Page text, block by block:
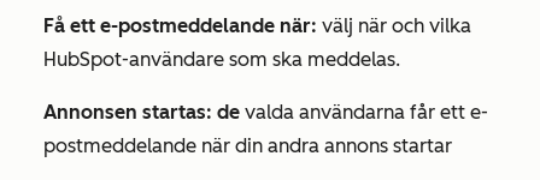
Få ett e-postmeddelande när: välj när och vilka
HubSpot-användare som ska meddelas.
Annonsen startas: de valda användarna får ett e-
postmeddelande när din andra annons startar